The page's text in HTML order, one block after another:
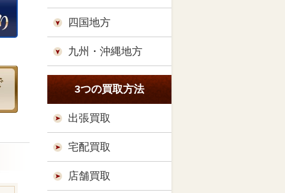
四国地方
九州・沖縄地方
3つの買取方法
出張買取
宅配買取
店舗買取